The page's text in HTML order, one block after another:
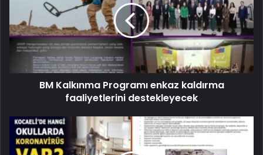
BM Kalkınma Programı enkaz kaldırma
faaliyetlerini destekleyecek